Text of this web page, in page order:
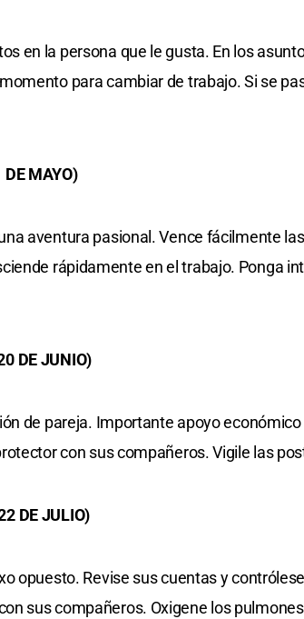
en la persona que le gusta. En los
para cambiar de trabajo. Si se
DE MAYO)
aventura pasional. Vence fácilmente
rápidamente en el trabajo. Ponga
DE JUNIO)
de pareja. Importante apoyo
con sus compañeros. Vigile las
DE JULIO)
opuesto. Revise sus cuentas y
sus compañeros. Oxigene los